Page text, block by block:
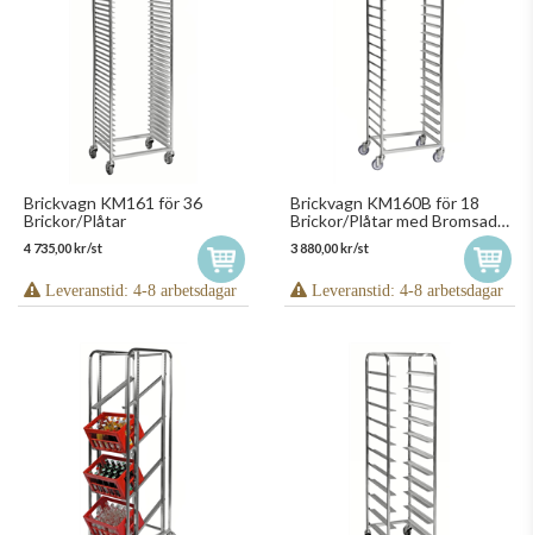
Brickvagn KM161 för 36
Brickor/Plåtar
4 735,00 kr/st
Leveranstid: 4-8 arbetsdagar
Brickvagn KM160B för 18
Brickor/Plåtar med Bromsade
3 880,00 kr/st
Leveranstid: 4-8 arbetsdagar